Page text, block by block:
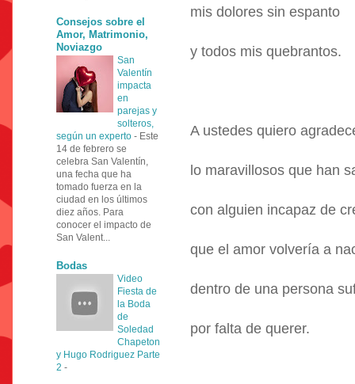
mis dolores sin espanto
y todos mis quebrantos.
A ustedes quiero
lo maravillosos que han
con alguien incapaz de
que el amor volvería a
dentro de una persona
por falta de querer.
Consejos sobre el
Amor, Matrimonio,
Noviazgo
San
Valentín
impacta
en
parejas y
solteros,
según un experto - Este
14 de febrero se
celebra San Valentín,
una fecha que ha
tomado fuerza en la
ciudad en los últimos
diez años. Para
conocer el impacto de
San Valent...
Bodas
Video
Fiesta de
la Boda
de
Soledad
Chapeton
y Hugo Rodriguez Parte
2 -